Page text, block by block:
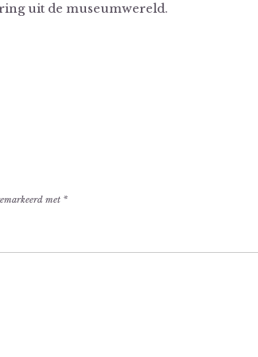
uit de museumwereld.
met *